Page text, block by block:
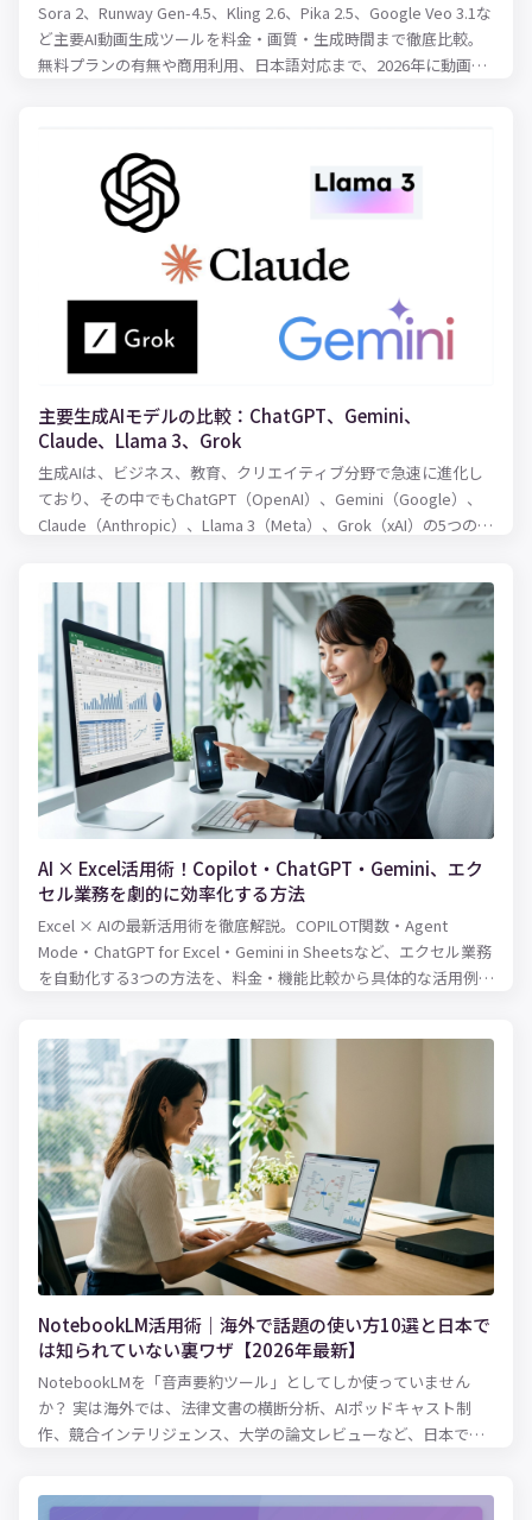
Sora 2、Runway Gen-4.5、Kling 2.6、Pika 2.5、Google Veo 3.1な
ど主要AI動画生成ツールを料金・画質・生成時間まで徹底比較。
無料プランの有無や商用利用、日本語対応まで、2026年に動画制
主要生成AIモデルの比較：ChatGPT、Gemini、
Claude、Llama 3、Grok
生成AIは、ビジネス、教育、クリエイティブ分野で急速に進化し
ており、その中でもChatGPT（OpenAI）、Gemini（Google）、
Claude（Anthropic）、Llama 3（Meta）、Grok（xAI）の5つのモ
ポイントで比較します。
AI × Excel活用術！Copilot・ChatGPT・Gemini、エク
セル業務を劇的に効率化する方法
Excel × AIの最新活用術を徹底解説。COPILOT関数・Agent
Mode・ChatGPT for Excel・Gemini in Sheetsなど、エクセル業務
を自動化する3つの方法を、料金・機能比較から具体的な活用例ま
NotebookLM活用術｜海外で話題の使い方10選と日本で
は知られていない裏ワザ【2026年最新】
NotebookLMを「音声要約ツール」としてしか使っていません
か？ 実は海外では、法律文書の横断分析、AIポッドキャスト制
作、競合インテリジェンス、大学の論文レビューなど、日本では
の最新事例・パワーユーザーの裏ワザ・知っておくべき落とし穴